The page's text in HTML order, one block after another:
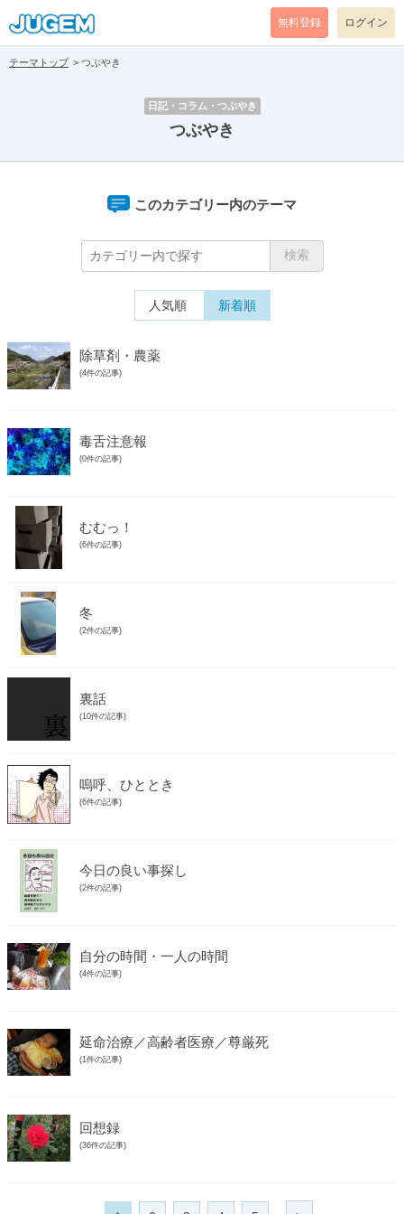
無料登録 ログイン
テーマトップ つぶやき
日記・コラム・つぶやき
つぶやき
このカテゴリー内のテーマ
人気順 新着順
除草剤・農薬
(4件の記事)
毒舌注意報
(0件の記事)
むむっ！
(6件の記事)
冬
(2件の記事)
裏話
(10件の記事)
嗚呼、ひととき
(6件の記事)
今日の良い事探し
(2件の記事)
自分の時間・一人の時間
(4件の記事)
延命治療／高齢者医療／尊厳死
(1件の記事)
回想録
(36件の記事)